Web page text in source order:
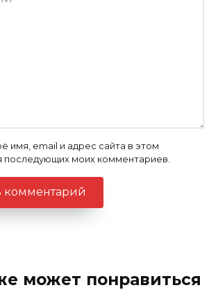
имя, email и адрес сайта в этом
последующих моих комментариев.
может понравиться